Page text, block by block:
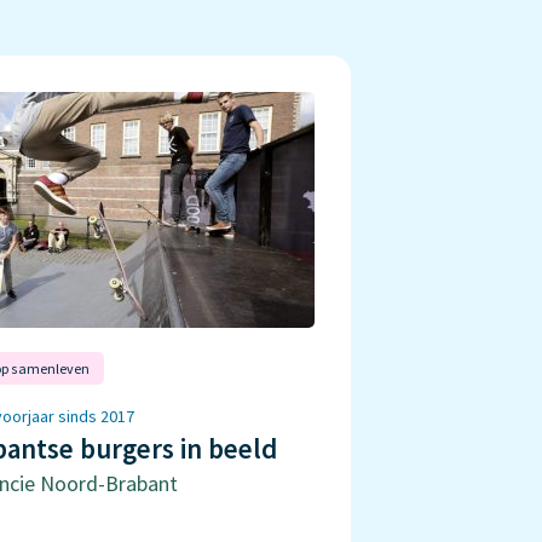
samenleven
sinds 2017
burgers in beeld
Noord-Brabant